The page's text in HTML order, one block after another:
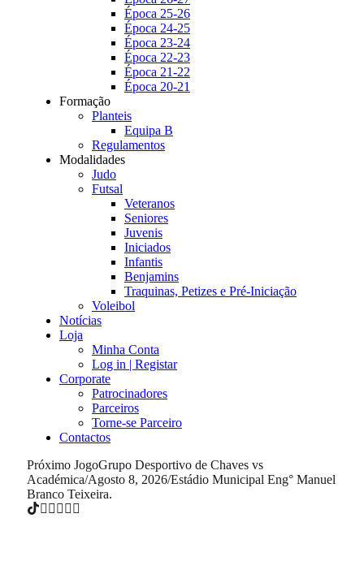
Época 25-26
Época 24-25
Época 23-24
Época 22-23
Época 21-22
Época 20-21
Formação
Planteis
Equipa B
Regulamentos
Modalidades
Judo
Futsal
Veteranos
Seniores
Juvenis
Iniciados
Infantis
Benjamins
Traquinas, Petizes e Pré-Iniciação
Voleibol
Notícias
Loja
Minha Conta
Log in | Registar
Corporate
Patrocinadores
Parceiros
Torne-se Parceiro
Contactos
Próximo JogoGrupo Desportivo de Chaves vs
Académica/Agosto 8, 2026/Estádio Municipal Eng° Manuel
Branco Teixeira.